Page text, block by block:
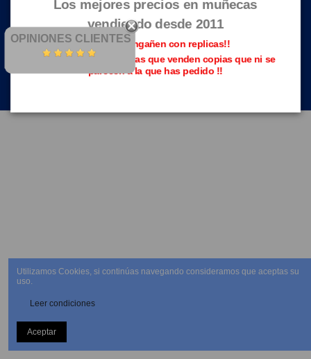
OPINIONES CLIENTES
Los mejores precios en muñecas
vendiendo desde 2011
Que no te engañen con replicas!!
Evita las páginas piratas que venden copias que ni se
parecen a la que has pedido !!
Utilizamos Cookies, si continúas navegando consideramos que aceptas su
uso.
Leer condiciones
Aceptar